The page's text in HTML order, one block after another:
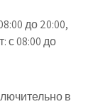
до 20:00,
с 08:00 до
в